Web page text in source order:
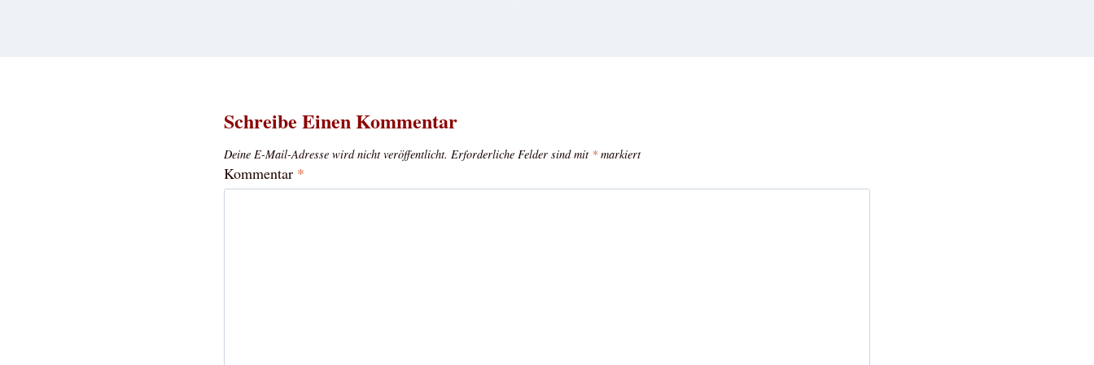
Schreibe Einen Kommentar
Deine E-Mail-Adresse wird nicht veröffentlicht. Erforderliche Felder sind mit * markiert
Kommentar *